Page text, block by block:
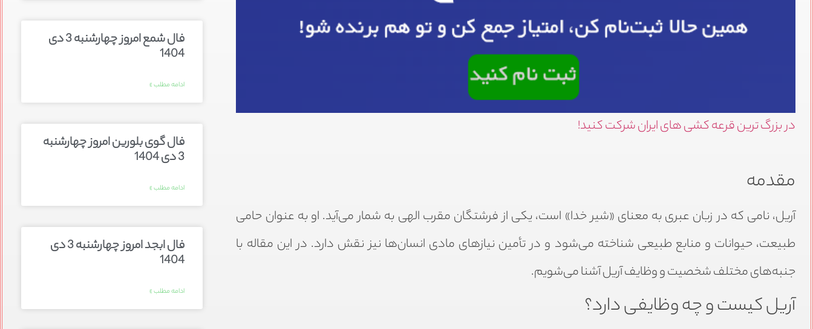
در بزرگ ترین قرعه کشی های ایران شرکت کنید!
مقدمه
آریل، نامی که در زبان عبری به معنای «شیر خدا» است، یکی از فرشتگان مقرب الهی به شمار می‌آید. او به عنوان حامی
طبیعت، حیوانات و منابع طبیعی شناخته می‌شود و در تأمین نیازهای مادی انسان‌ها نیز نقش دارد. در این مقاله با
جنبه‌های مختلف شخصیت و وظایف آریل آشنا می‌شویم.
آریل کیست و چه وظایفی دارد؟
فال شمع امروز چهارشنبه 3 دی
1404
ادامه مطلب »
فال گوی بلورین امروز چهارشنبه
3 دی 1404
ادامه مطلب »
فال ابجد امروز چهارشنبه 3 دی
1404
ادامه مطلب »